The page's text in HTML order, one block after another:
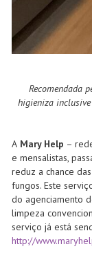
Recomendada
higieniza
A Mary Help –
e mensalistas,
reduz a chance
fungos. Este
do agenciamento
limpeza
serviço já está
http://